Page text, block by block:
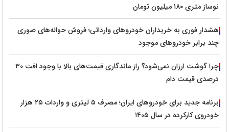
نوساز متری ۱۸۰ میلیون تومان
هشدار فوری به خریداران خودروهای وارداتی؛ فروش حواله‌های صوری
چند برابر خودروهای موجود
چرا گوشت ارزان نمی‌شود؟ راز ماندگاری قیمت‌های بالا با وجود افت ۳۰
درصدی قیمت دام
برنامه جدید برای خودروهای ایران؛ مصرف ۵ لیتری و واردات ۲۵ هزار
خودروی کارکرده در سال ۱۴۰۵